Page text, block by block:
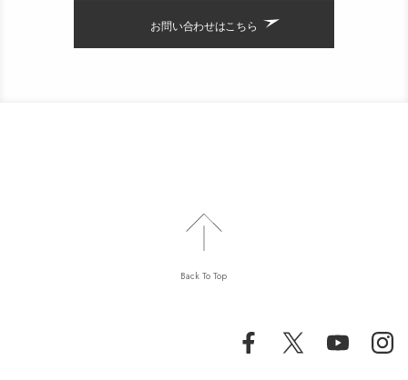
お問い合わせはこちら
Back To Top